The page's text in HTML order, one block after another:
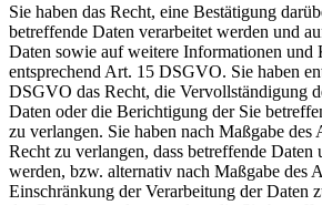
Sie haben das Recht, eine Bestätigung
betreffende Daten verarbeitet werden und
Daten sowie auf weitere Informationen und
entsprechend Art. 15 DSGVO. Sie haben
DSGVO das Recht, die Vervollständigung
Daten oder die Berichtigung der Sie
zu verlangen. Sie haben nach Maßgabe
Recht zu verlangen, dass betreffende
werden, bzw. alternativ nach Maßgabe des
Einschränkung der Verarbeitung der Daten